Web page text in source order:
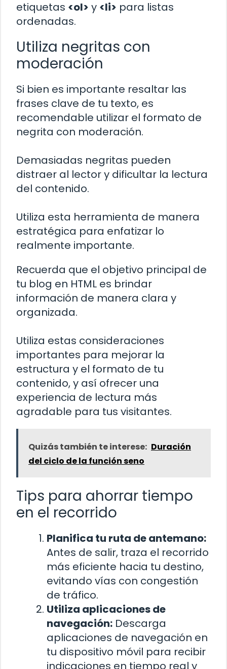
etiquetas <ol> y <li> para listas
ordenadas.
Utiliza negritas con
moderación
Si bien es importante resaltar las
frases clave de tu texto, es
recomendable utilizar el formato de
negrita con moderación.
Demasiadas negritas pueden
distraer al lector y dificultar la lectura
del contenido.
Utiliza esta herramienta de manera
estratégica para enfatizar lo
realmente importante.
Recuerda que el objetivo principal de
tu blog en HTML es brindar
información de manera clara y
organizada.
Utiliza estas consideraciones
importantes para mejorar la
estructura y el formato de tu
contenido, y así ofrecer una
experiencia de lectura más
agradable para tus visitantes.
Quizás también te interese: Duración
del ciclo de la función seno
Tips para ahorrar tiempo
en el recorrido
Planifica tu ruta de antemano:
Antes de salir, traza el recorrido
más eficiente hacia tu destino,
evitando vías con congestión
de tráfico.
Utiliza aplicaciones de
navegación: Descarga
aplicaciones de navegación en
tu dispositivo móvil para recibir
indicaciones en tiempo real y